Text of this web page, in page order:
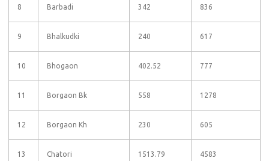
8 Barbadi 342 836
9 Bhalkudki 240 617
10 Bhogaon 402.52 777
11 Borgaon Bk 558 1278
12 Borgaon Kh 230 605
13 Chatori 1513.79 4583